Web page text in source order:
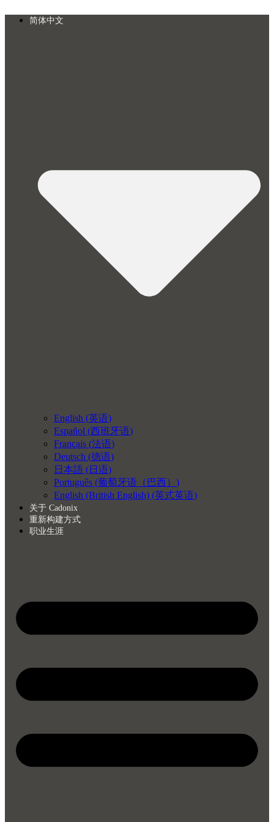
简体中文
English (英语)
Español (西班牙语)
Français (法语)
Deutsch (德语)
日本語 (日语)
Português (葡萄牙语（巴西） )
English (British English) (英式英语)
关于 Cadonix
重新构建方式
职业生涯